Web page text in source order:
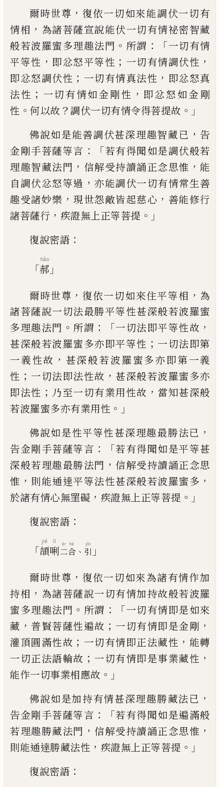
爾時世尊 ， 復依一切如來能調伏一切有
情相 ， 為諸菩薩宣說能伏一切有情祕密智藏
般若波羅蜜多理趣法門 。 所謂 ：「一切有情
平等性 ， 即忿怒平等性 ； 一切有情調伏性 ，
即忿怒調伏性 ； 一切有情真法性 ， 即忿怒真
法性 ； 一切有情如金剛性 ， 即忿怒如金剛
性 。 何以故 ？調伏一切有情令得菩提故 。」
佛說如是能善調伏甚深理趣智藏已 ， 告
金剛手菩薩等言 ： 「若有得聞如是調伏般若
理趣智藏法門 ， 信解受持讀誦正念思惟 ， 能
自調伏忿怒等過 ， 亦能調伏一切有情常生善
趣受諸妙樂 ， 現世怨敵皆起慈心 ， 善能修行
諸菩薩行 ， 疾證無上正等菩提 。」
復說密語 ：
「郝
hǎo
」
爾時世尊 ， 復依一切如來住平等相 ， 為
諸菩薩說一切法最勝平等性甚深般若波羅蜜
多理趣法門 。 所謂 ：「一切法即平等性故 ，
甚深般若波羅蜜多亦即平等性 ； 一切法即第
一義性故 ， 甚深般若波羅蜜多亦即第一義
性 ； 一切法即法性故 ， 甚深般若波羅蜜多亦
即法性 ； 乃至一切有業用性故 ， 當知甚深般
若波羅蜜多亦有業用性 。」
佛說如是性平等性甚深理趣最勝法已 ，
告金剛手菩薩等言 ：「若有得聞如是平等甚
深般若理趣最勝法門 ， 信解受持讀誦正念思
惟 ， 則能通達平等法性甚深般若波羅蜜多 ，
於諸有情心無罣礙 ， 疾證無上正等菩提 。」
復說密語 ：
「頡
jié
唎
lì
二
èr
合
hé
、 引
yǐn 」
爾時世尊 ， 復依一切如來為諸有情作加
持相 ， 為諸菩薩說一切有情加持故般若波羅
蜜多理趣法門 。 所謂 ：「一切有情即是如來
藏 ， 普賢菩薩性遍故 ； 一切有情即是金剛 ，
灌頂圓滿性故 ； 一切有情即正法藏性 ， 能轉
一切正法語輪故 ； 一切有情即是事業藏性 ，
能作一切事業相應故 。」
佛說如是加持有情甚深理趣勝藏法已 ，
告金剛手菩薩等言 ：「若有得聞如是遍滿般
若理趣勝藏法門 ， 信解受持讀誦正念思惟 ，
則能通達勝藏法性 ， 疾證無上正等菩提 。」
復說密語 ：